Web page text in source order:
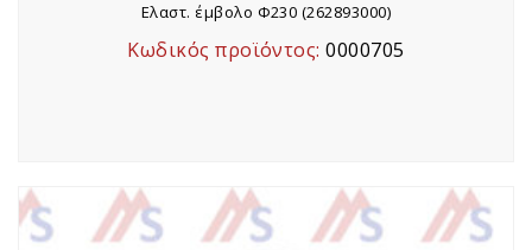
Ελαστ. έμβολο Φ230 (262893000)
Κωδικός προϊόντος:0000705